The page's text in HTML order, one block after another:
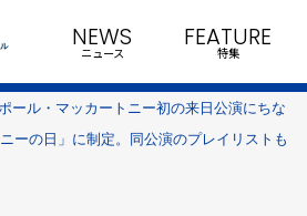
NEWS
ニュース
FEATURE
特集
ール・マッカートニー初の来日公演にちな
ーの日」に制定。同公演のプレイリストも